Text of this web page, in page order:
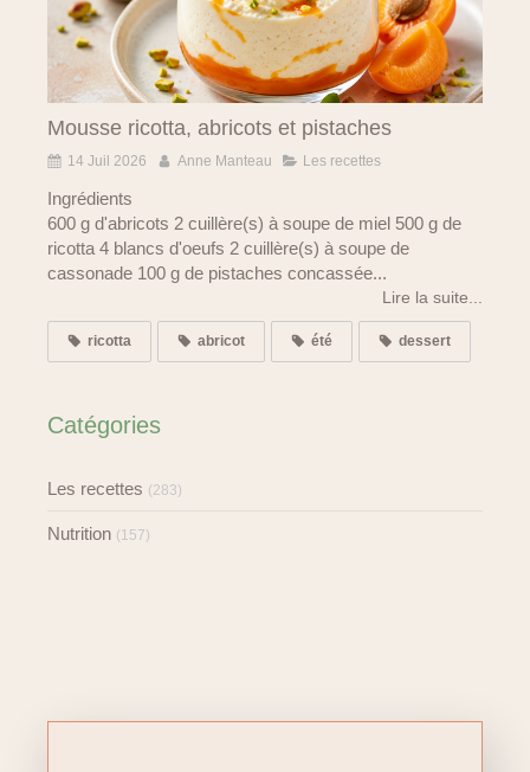
Mousse ricotta, abricots et pistaches
14 Juil 2026 Anne Manteau Les recettes
Ingrédients
600 g d'abricots 2 cuillère(s) à soupe de miel 500 g de
ricotta 4 blancs d'oeufs 2 cuillère(s) à soupe de
cassonade 100 g de pistaches concassée...
Lire la suite...
ricotta abricot été dessert
Catégories
Les recettes (283)
Nutrition (157)